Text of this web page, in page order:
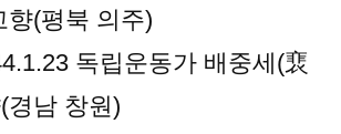
향(평북 의주)
독립운동가 배중세(裵
경남 창원)